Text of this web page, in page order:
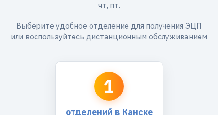
чт, пт.
Выберите удобное отделение для получения ЭЦП
или воспользуйтесь дистанционным обслуживанием
1
отделений в Канске